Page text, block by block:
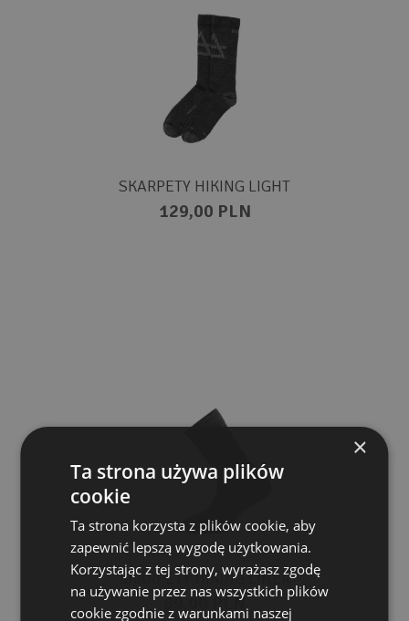
SKARPETY HIKING LIGHT
129,00 PLN
SKARPETY HIKING LINER
89,00 PLN
×
Ta strona używa plików
cookie
Ta strona korzysta z plików cookie, aby
zapewnić lepszą wygodę użytkowania.
Korzystając z tej strony, wyrażasz zgodę
na używanie przez nas wszystkich plików
cookie zgodnie z warunkami naszej